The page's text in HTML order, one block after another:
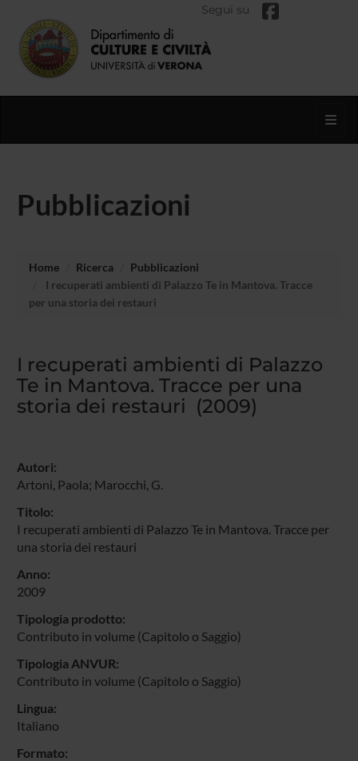
Segui su
Pubblicazioni
Home Ricerca
Pubblicazioni
I recuperati ambienti di Palazzo Te in Mantova. Tracce
per una storia dei restauri
I recuperati ambienti di Palazzo
Te in Mantova. Tracce per una
storia dei restauri (2009)
Autori:
Artoni, Paola; Marocchi, G.
Titolo:
I recuperati ambienti di Palazzo Te in Mantova. Tracce per
una storia dei restauri
Anno:
2009
Tipologia prodotto:
Contributo in volume (Capitolo o Saggio)
Tipologia ANVUR:
Contributo in volume (Capitolo o Saggio)
Lingua:
Italiano
Formato: